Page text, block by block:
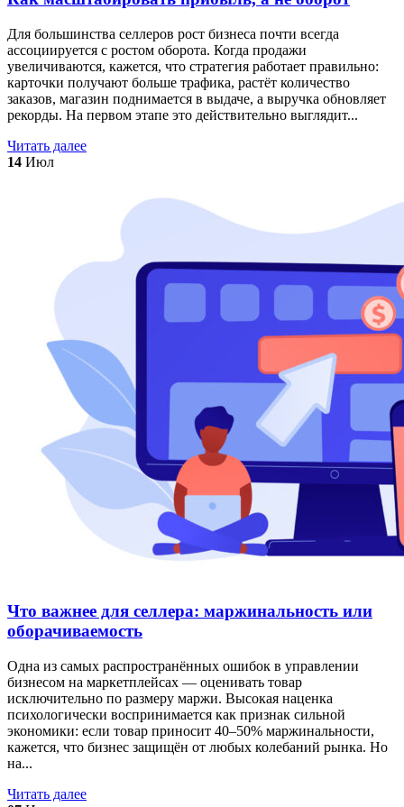
Для большинства селлеров рост бизнеса почти всегда
ассоциируется с ростом оборота. Когда продажи
увеличиваются, кажется, что стратегия работает правильно:
карточки получают больше трафика, растёт количество
заказов, магазин поднимается в выдаче, а выручка обновляет
рекорды. На первом этапе это действительно выглядит...
Читать далее
14 Июл
Что важнее для селлера: маржинальность или
оборачиваемость
Одна из самых распространённых ошибок в управлении
бизнесом на маркетплейсах — оценивать товар
исключительно по размеру маржи. Высокая наценка
психологически воспринимается как признак сильной
экономики: если товар приносит 40–50% маржинальности,
кажется, что бизнес защищён от любых колебаний рынка. Но
на...
Читать далее